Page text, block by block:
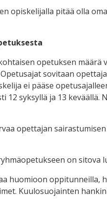
opiskelijalla pitää olla
opetuksen määrä
sovitaan
ei pääse
12 syksyllä ja 13
opettajan
on sitova
huomioon oppitunneilla,
Kuulosuojainten